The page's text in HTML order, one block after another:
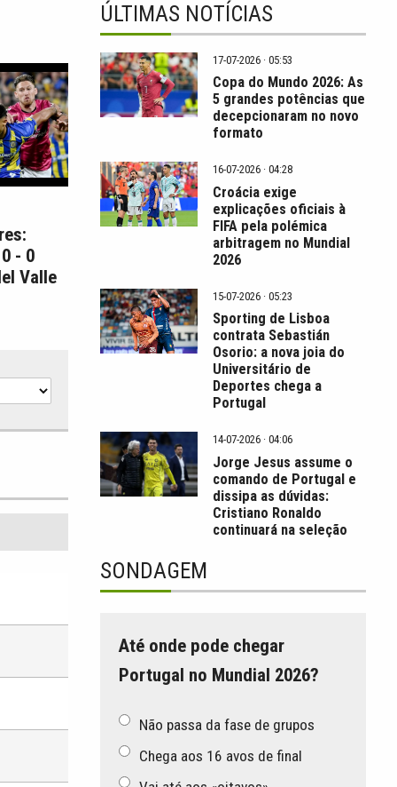
- 0
Valle
ÚLTIMAS NOTÍCIAS
17-07-2026 · 05:53
Copa do Mundo 2026: As
5 grandes potências que
decepcionaram no novo
formato
16-07-2026 · 04:28
Croácia exige
explicações oficiais à
FIFA pela polémica
arbitragem no Mundial
2026
15-07-2026 · 05:23
Sporting de Lisboa
contrata Sebastián
Osorio: a nova joia do
Universitário de
Deportes chega a
Portugal
14-07-2026 · 04:06
Jorge Jesus assume o
comando de Portugal e
dissipa as dúvidas:
Cristiano Ronaldo
continuará na seleção
SONDAGEM
Até onde pode chegar
Portugal no Mundial 2026?
Não passa da fase de grupos
Chega aos 16 avos de final